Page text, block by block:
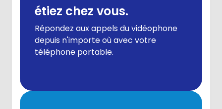
étiez chez vous.
Répondez aux appels du vidéophone
depuis n'importe où avec votre
téléphone portable.